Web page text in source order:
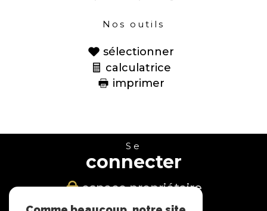
Nos outils
sélectionner
calculatrice
imprimer
Se
connecter
espace propriétaire